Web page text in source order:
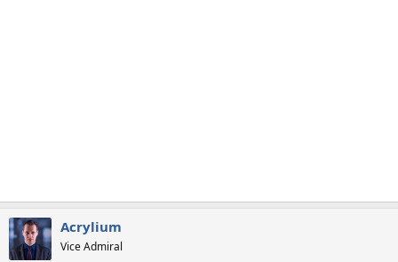
Acrylium
Vice Admiral